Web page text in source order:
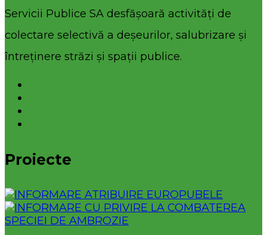
Servicii Publice SA desfășoară activități de
colectare selectivă a deșeurilor, salubrizare și
întreținere străzi și spații publice.
Proiecte